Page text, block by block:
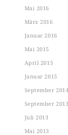
Mai 2016
März 2016
Januar 2016
Mai 2015
April 2015
Januar 2015
September
September
Juli 2013
Mai 2013